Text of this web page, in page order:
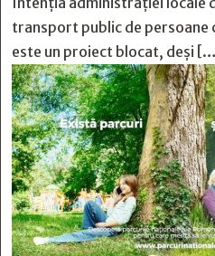
transport public de persoane
este un proiect blocat, deși